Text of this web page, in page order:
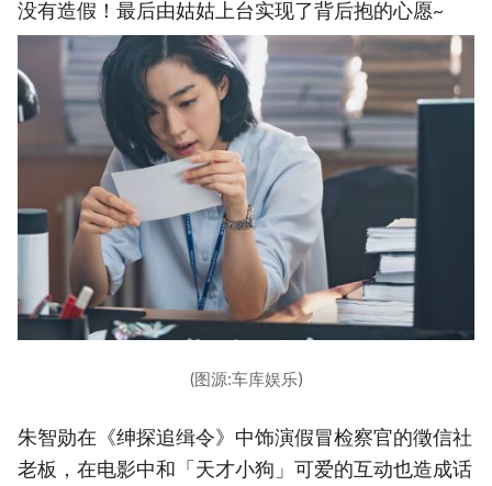
没有造假！最后由姑姑上台实现了背后抱的心愿~
(图源:车库娱乐)
朱智勋在《绅探追缉令》中饰演假冒检察官的徵信社
老板，在电影中和「天才小狗」可爱的互动也造成话